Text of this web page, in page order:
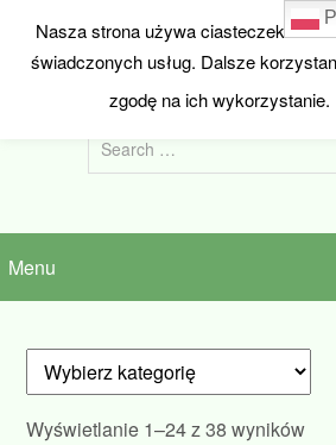
Nasiona marihuany z
Wyświetlanie 1–24 z 38 wyników
Nasza strona używa ciasteczek w
świadczonych usług. Dalsze
zgodę na ich wykorzystanie.